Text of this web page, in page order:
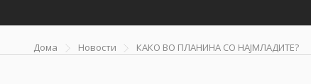
Дома Новости КАКО ВО ПЛАНИНА СО НАЈМЛАДИТЕ?